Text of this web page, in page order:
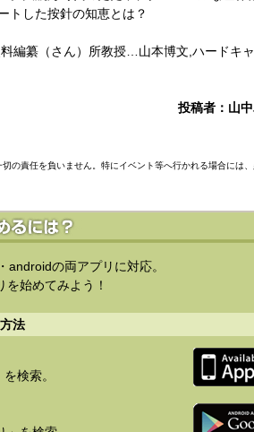
トした按針の知恵とは？
編纂（さん）所教授…山本博文,ハードキ
投稿者：山
の責任を負いません。特にイベント等へ行かれる場合には
androidの両アプリに対応。
始めてみよう！
法
検索。